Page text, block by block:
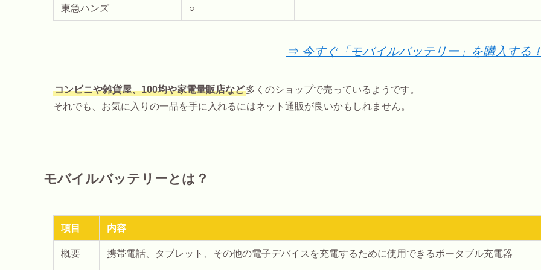
東急ハンズ ○
⇒ 今すぐ「モバイルバッテリー」を購入する
コンビニや雑貨屋、100均や家電量販店など多くのショップで売っているようです。
それでも、お気に入りの一品を手に入れるにはネット通販が良いかもしれません。
モバイルバッテリーとは？
項目 内容
概要 携帯電話、タブレット、その他の電子デバイスを充電するために使用できるポータブル充電器